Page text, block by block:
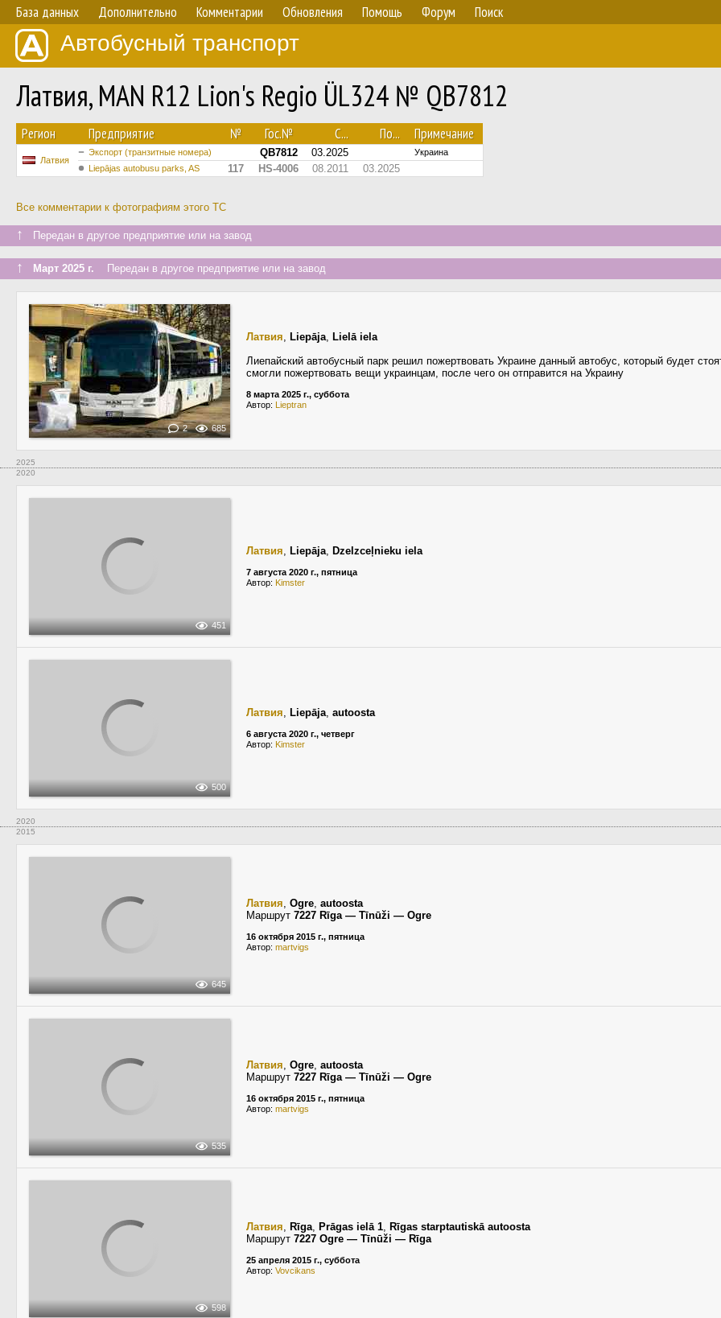
База данных Дополнительно Комментарии Обновления Помощь Форум Поиск
Автобусный транспорт
Латвия, MAN R12 Lion's Regio ÜL324 № QB7812
Регион Предприятие № Гос.№ С... По... Примечание
Латвия
Экспорт (транзитные номера) QB7812 03.2025
Украина
Liepājas autobusu parks, AS
117 HS-4006 08.2011 03.2025
Все комментарии к фотографиям этого ТС
↑ Передан в другое предприятие или на завод
↑ Март 2025 г. Передан в другое предприятие или на завод
2 685
Латвия, Liepāja, Lielā iela
Лиепайский автобусный парк решил пожертвовать Украине данный автобус, который будет
смогли пожертвовать вещи украинцам, после чего он отправится на Украину
8 марта 2025 г., суббота
Автор: Lieptran
2025
2020
451
Латвия, Liepāja, Dzelzceļnieku iela
7 августа 2020 г., пятница
Автор: Kimster
500
Латвия, Liepāja, autoosta
6 августа 2020 г., четверг
Автор: Kimster
2020
2015
645
Латвия, Ogre, autoosta
Маршрут 7227 Rīga — Tīnūži — Ogre
16 октября 2015 г., пятница
Автор: martvigs
535
Латвия, Ogre, autoosta
Маршрут 7227 Rīga — Tīnūži — Ogre
16 октября 2015 г., пятница
Автор: martvigs
598
Латвия, Rīga, Prāgas ielā 1, Rīgas starptautiskā autoosta
Маршрут 7227 Ogre — Tīnūži — Rīga
25 апреля 2015 г., суббота
Автор: Vovcikans